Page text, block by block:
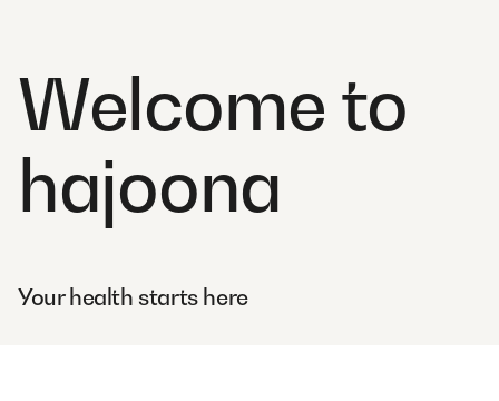
Welcome to
hajoona
Your health starts here